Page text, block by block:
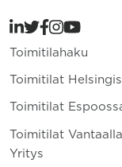
Toimitilahaku
Toimitilat
Toimitilat
Toimitilat Vantaalla
Yritys